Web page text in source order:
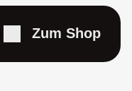
Zum Shop